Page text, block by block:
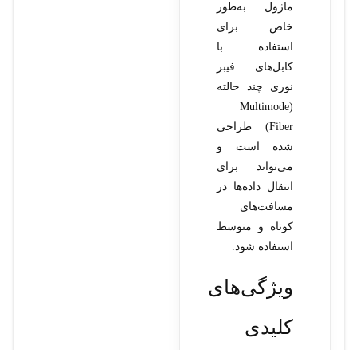
ماژول به‌طور
خاص برای
استفاده با
کابل‌های فیبر
نوری چند حالته
(Multimode
Fiber) طراحی
شده است و
می‌تواند برای
انتقال داده‌ها در
مسافت‌های
کوتاه و متوسط
استفاده شود.
ویژگی‌های
کلیدی